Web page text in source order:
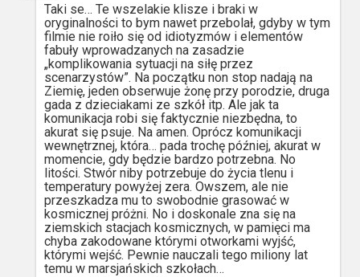
Taki se… Te wszelakie klisze i braki w
oryginalności to bym nawet przebolał, gdyby w tym
filmie nie roiło się od idiotyzmów i elementów
fabuły wprowadzanych na zasadzie
„komplikowania sytuacji na siłę przez
scenarzystów”. Na początku non stop nadają na
Ziemię, jeden obserwuje żonę przy porodzie, druga
gada z dzieciakami ze szkół itp. Ale jak ta
komunikacja robi się faktycznie niezbędna, to
akurat się psuje. Na amen. Oprócz komunikacji
wewnętrznej, która… pada trochę później, akurat w
momencie, gdy będzie bardzo potrzebna. No
litości. Stwór niby potrzebuje do życia tlenu i
temperatury powyżej zera. Owszem, ale nie
przeszkadza mu to swobodnie grasować w
kosmicznej próżni. No i doskonale zna się na
ziemskich stacjach kosmicznych, w pamięci ma
chyba zakodowane którymi otworkami wyjść,
którymi wejść. Pewnie nauczali tego miliony lat
temu w marsjańskich szkołach…